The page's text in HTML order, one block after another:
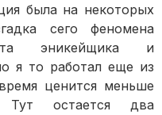
была на некоторых
сего феномена
эникейщика и
я то работал еще из
ценится меньше
Тут остается два